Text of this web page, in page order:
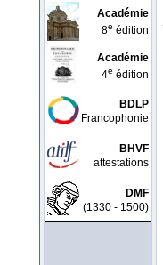
Académie
8e édition
Académie
4e édition
BDLP
Francophonie
BHVF
attestations
DMF
(1330 - 1500)